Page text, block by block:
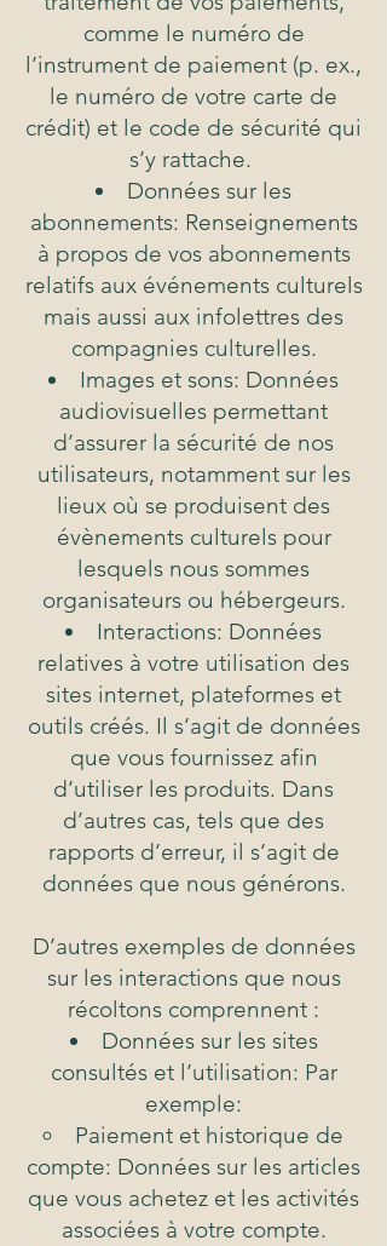
comme le numéro de
l’instrument de paiement (p. ex.,
le numéro de votre carte de
crédit) et le code de sécurité qui
s’y rattache.
Données sur les
abonnements: Renseignements
à propos de vos abonnements
relatifs aux événements culturels
mais aussi aux infolettres des
compagnies culturelles.
Images et sons: Données
audiovisuelles permettant
d’assurer la sécurité de nos
utilisateurs, notamment sur les
lieux où se produisent des
évènements culturels pour
lesquels nous sommes
organisateurs ou hébergeurs.
Interactions: Données
relatives à votre utilisation des
sites internet, plateformes et
outils créés. Il s’agit de données
que vous fournissez afin
d’utiliser les produits. Dans
d’autres cas, tels que des
rapports d’erreur, il s’agit de
données que nous générons.
D’autres exemples de données
sur les interactions que nous
récoltons comprennent :
Données sur les sites
consultés et l’utilisation: Par
exemple:
Paiement et historique de
compte: Données sur les articles
que vous achetez et les activités
associées à votre compte.